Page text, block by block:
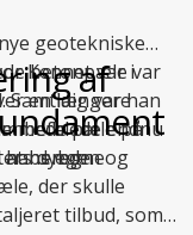
Kennet var i
en længere
endnu
dybde.
geotekniske
betonpæle var
Samtidig var han
pæle på
egen og
af
beregne
der skulle
tilbud, som